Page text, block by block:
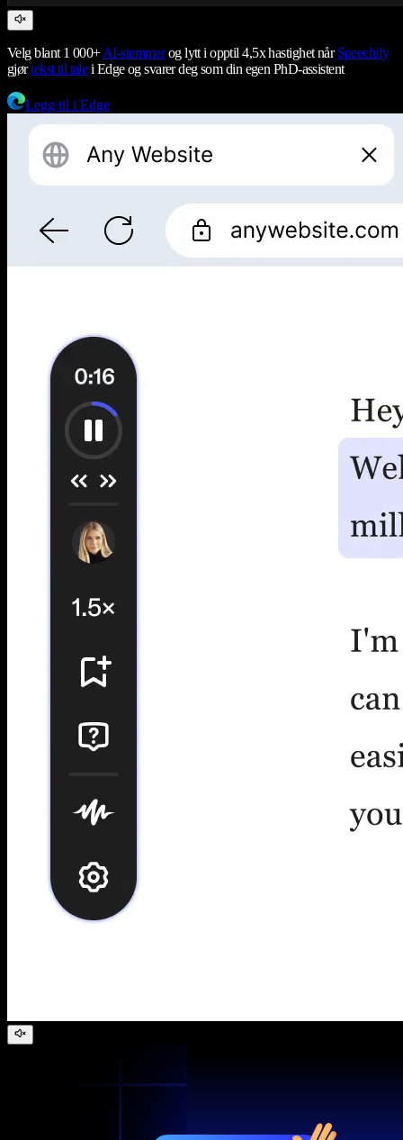
Velg blant 1 000+AI-stemmerog lytt i opptil 4,5x hastighet nårSpeechify
gjørtekst til talei Edge og svarer deg som din egen PhD-assistent
Legg til i Edge